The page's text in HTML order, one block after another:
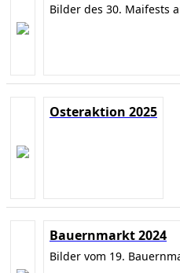
Bilder des 30. Maifests
Osteraktion 2025
Bauernmarkt 2024
Bilder vom 19.